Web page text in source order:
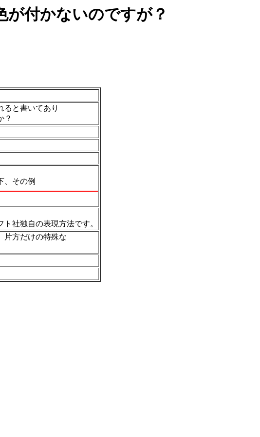
付かないのですが？
ると書いてあり
？
、その例
社独自の表現方法です。
片方だけの特殊な